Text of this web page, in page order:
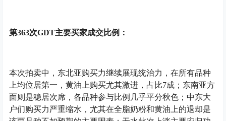
第363次GDT主要买家成交比例：
本次拍卖中，东北亚购买力继续展现统治力，在所有品种
上均位居第一，黄油上购买尤其激进，占比7成；东南亚方
面则是稳居次席，各品种参与比例几乎平分秋色；中东大
户们购买力严重缩水，尤其在全脂奶粉和黄油上的退却是